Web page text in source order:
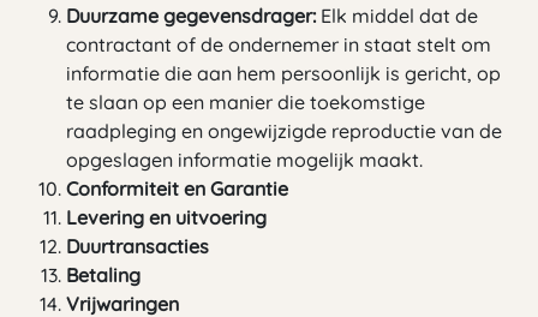
Duurzame gegevensdrager:Elk middel dat de
contractant of de ondernemer in staat stelt om
informatie die aan hem persoonlijk is gericht, op
te slaan op een manier die toekomstige
raadpleging en ongewijzigde reproductie van de
opgeslagen informatie mogelijk maakt.
Conformiteit en Garantie
Levering en uitvoering
Duurtransacties
Betaling
Vrijwaringen